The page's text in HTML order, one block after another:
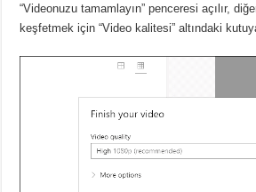
“Videonuzu tamamlayın” penceresi açılır,
keşfetmek için “Video kalitesi” altındaki